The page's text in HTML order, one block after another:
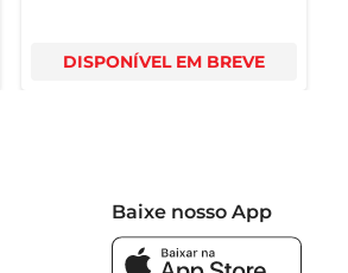
DISPONÍVEL EM BREVE
Baixe nosso App